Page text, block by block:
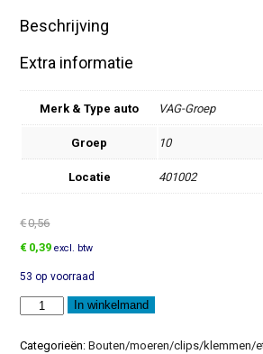
Beschrijving
Extra informatie
Merk & Type auto VAG-Groep
Groep 10
Locatie 401002
€0,56
Oorspronkelijke
was:
€0,56.
€ 0,39Huidige
is:
€0,39.
excl. btw
53 op voorraad
Verzonken
plaatschroef
In winkelmand
Categorieën:Bouten/moeren/clips/klemmen/